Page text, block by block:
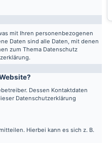
mit Ihren personenbezogenen
Daten sind alle Daten, mit denen
zum Thema Datenschutz
Dessen Kontaktdaten
Datenschutzerklärung
Hierbei kann es sich z. B.